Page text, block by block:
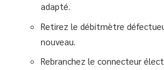
adapté.
Retirez le débitmètre
nouveau.
Rebranchez le connecteur